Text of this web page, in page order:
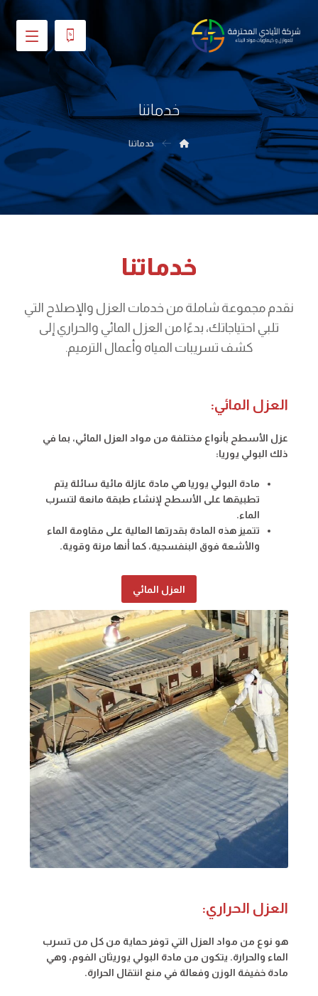
خدماتنا
خدماتنا
خدماتنا
نقدم مجموعة شاملة من خدمات العزل والإصلاح التي
تلبي احتياجاتك، بدءًا من العزل المائي والحراري إلى
كشف تسريبات المياه وأعمال الترميم.
العزل المائي:
عزل الأسطح بأنواع مختلفة من مواد العزل المائي، بما في
ذلك البولي يوريا:
مادة البولي يوريا هي مادة عازلة مائية سائلة يتم
تطبيقها على الأسطح لإنشاء طبقة مانعة لتسرب
الماء.
تتميز هذه المادة بقدرتها العالية على مقاومة الماء
والأشعة فوق البنفسجية، كما أنها مرنة وقوية.
العزل المائي
العزل الحراري:
هو نوع من مواد العزل التي توفر حماية من كل من تسرب
الماء والحرارة. يتكون من مادة البولي يوريثان الفوم، وهي
مادة خفيفة الوزن وفعالة في منع انتقال الحرارة.